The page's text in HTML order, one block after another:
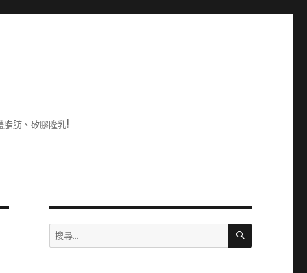
脂肪、矽膠隆乳!
搜
尋
搜